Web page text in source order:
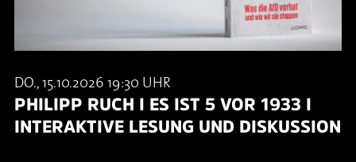
DO., 15.10.2026 19:30 UHR
PHILIPP RUCH I ES IST 5 VOR 1933 I
INTERAKTIVE LESUNG UND DISKUSSION